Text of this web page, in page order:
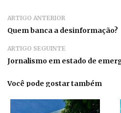
ARTIGO ANTERIOR
Quem banca a desinformação?
ARTIGO SEGUINTE
Jornalismo em estado de
Você pode gostar também